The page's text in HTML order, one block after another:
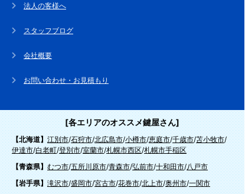
法人の客様へ
スタッフブログ
会社概要
お問い合わせ・お見積もり
[各エリアのオススメ鍵屋さん]
【北海道】 江別市/石狩市/北広島市/小樽市/恵庭市/千歳市/苫小牧市/
伊達市/白老町/登別市/室蘭市/札幌市西区/札幌市手稲区
【青森県】 むつ市/五所川原市/青森市/弘前市/十和田市/八戸市
【岩手県】 滝沢市/盛岡市/宮古市/花巻市/北上市/奥州市/一関市